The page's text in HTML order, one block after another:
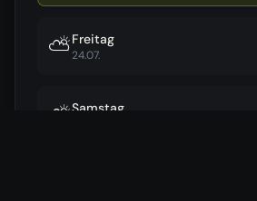
⛅Freitag
24.07.
⛅Samstag